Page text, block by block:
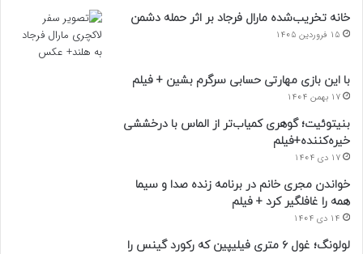
خانه تخریب‌شده مارال فرجاد بر اثر حمله دشمن
15 فروردین 1405
با این بازی مهارتی حسابی سرگرم بشین + فیلم
17 بهمن 1404
بنیتوئیت؛ گوهری کمیاب‌تر از الماس با درخششی
خیره‌کننده+فیلم
17 دی 1404
خواندن مجری خانم در برنامه زنده صدا و سیما
همه را غافلگیر کرد + فیلم
14 دی 1404
لولونگ؛ غول ۶ متری فیلیپین که رکورد گینس را